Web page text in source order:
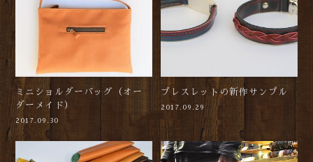
ミニショルダーバッグ（オー
ダーメイド）
2017.09.30
ブレスレットの新作サンプル
2017.09.29